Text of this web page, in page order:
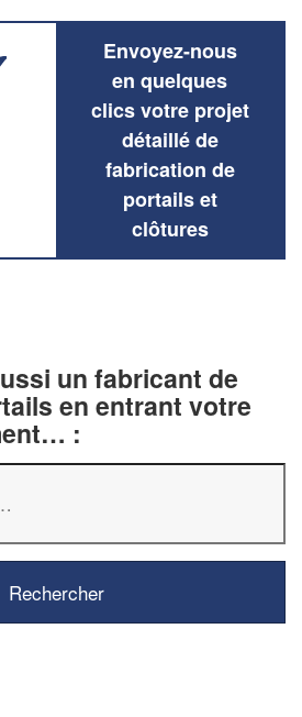
Envoyez-nous
en quelques
clics votre projet
détaillé de
fabrication de
portails et
clôtures
un fabricant de
en entrant votre
: